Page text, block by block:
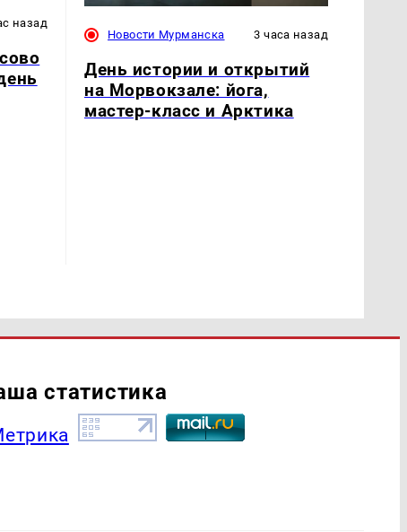
назад
Новости Мурманска 3 часа назад
День истории и открытий
на Морвокзале: йога,
мастер-класс и Арктика
статистика